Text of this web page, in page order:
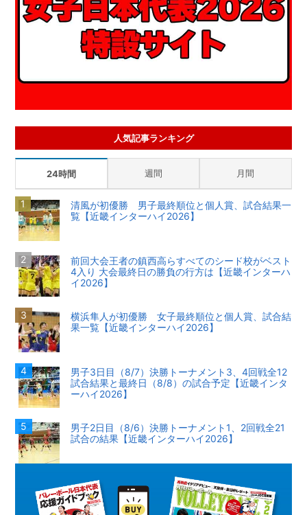
人気記事ランキング
24時間 週間 月間
清風が初優勝 男子最終順位と個人賞、試合結果一
覧【近畿インターハイ2026】
前回大会王者の鎮西高らすべてのシード校がベスト
4入り 大会最終日の勝負の行方は【近畿インターハ
イ2026】
横浜隼人が初優勝 女子最終順位と個人賞、試合結
果一覧【近畿インターハイ2026】
男子3日目（8/7）決勝トーナメント3、4回戦全12
試合結果と最終日（8/8）の試合予定【近畿インタ
ーハイ2026】
男子2日目（8/6）決勝トーナメント1、2回戦全21
試合の結果【近畿インターハイ2026】